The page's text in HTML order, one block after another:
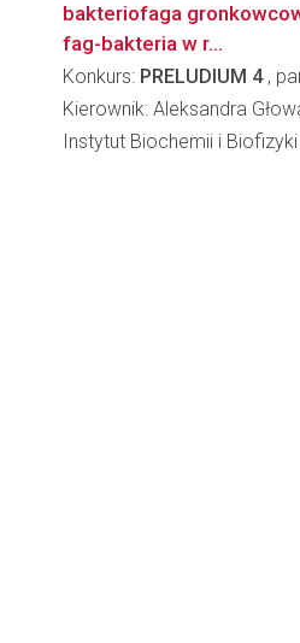
bakteriofaga
fag-bakteria w r...
Konkurs: PRELUDIUM 4,
Kierownik: Aleksandra
Instytut Biochemii i Biofizyki